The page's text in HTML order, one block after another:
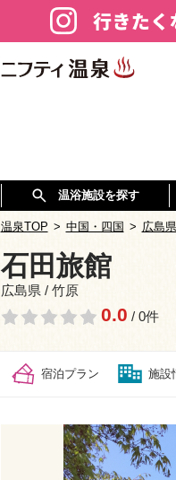
温浴施設を探す
温泉TOP > 中国・四国 > 広島県
石田旅館
広島県 / 竹原
0.0 / 0件
宿泊プラン 施設